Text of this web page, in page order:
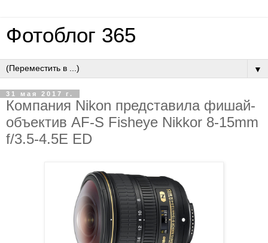
Фотоблог 365
▼
31 мая 2017 г.
Компания Nikon представила фишай-
объектив AF-S Fisheye Nikkor 8-15mm
f/3.5-4.5E ED